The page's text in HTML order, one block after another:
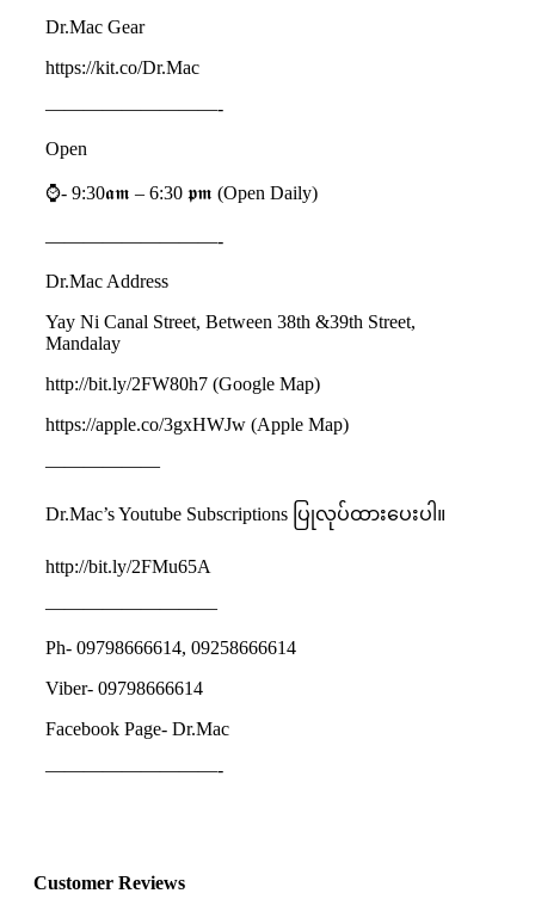
Dr.Mac Gear
https://kit.co/Dr.Mac
—————————-
Open
⌚️- 9:30𝖆𝖒 – 6:30 𝖕𝖒 (Open Daily)
—————————-
Dr.Mac Address
Yay Ni Canal Street, Between 38th &39th Street,
Mandalay
http://bit.ly/2FW80h7 (Google Map)
https://apple.co/3gxHWJw (Apple Map)
——————
Dr.Mac’s Youtube Subscriptions ပြုလုပ်ထားပေးပါ။
http://bit.ly/2FMu65A
—————————
Ph- 09798666614, 09258666614
Viber- 09798666614
Facebook Page- Dr.Mac
—————————-
Customer Reviews